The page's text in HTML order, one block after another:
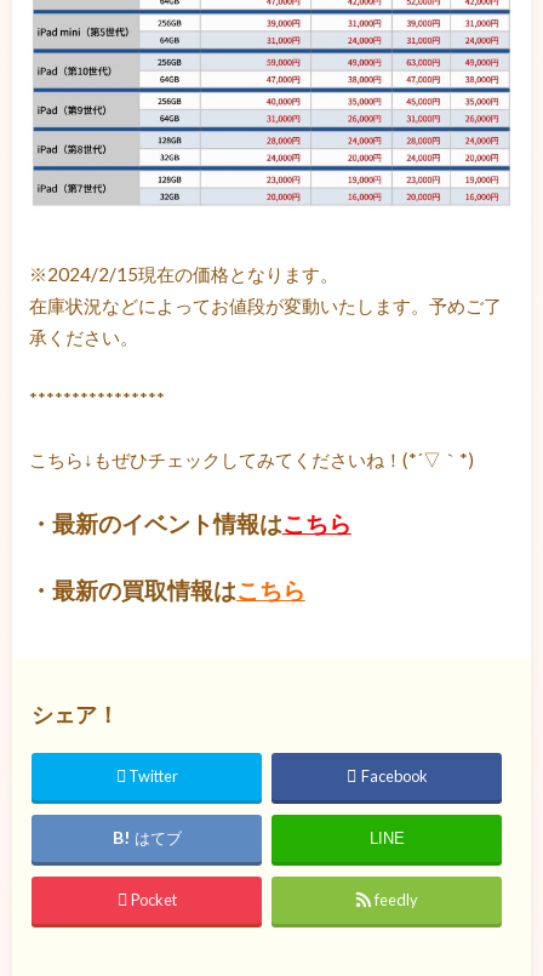
※2024/2/15現在の価格となります。
在庫状況などによってお値段が変動いたします。予めご了
承ください。
****************
こちら↓もぜひチェックしてみてくださいね！(*´▽｀*)
・最新のイベント情報はこちら
・最新の買取情報はこちら
シェア！
Twitter Facebook
はてブ LINE
Pocket feedly